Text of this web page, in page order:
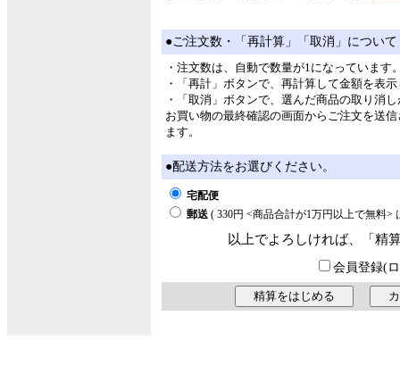
●ご注文数・「再計算」「取消」について
・注文数は、自動で数量が1になっていま
・「再計」ボタンで、再計算して金額を表
・「取消」ボタンで、選んだ商品の取り消
お買い物の最終確認の画面からご注文を送
ます。
●配送方法をお選びください。
宅配便
郵送 ( 330円 <商品合計が1万円以上で無料>
以上でよろしければ、「精
会員登録(